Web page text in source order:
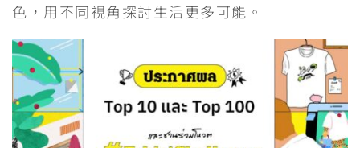
色，用不同視角探討生活更多可能。